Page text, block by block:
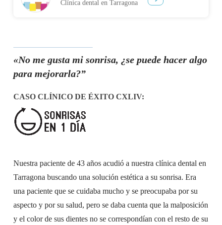
Clínica dental en Tarragona
«No me gusta mi sonrisa, ¿se puede hacer algo
para mejorarla?”
CASO CLÍNICO DE ÉXITO CXLIV:
Nuestra paciente de 43 años acudió a nuestra clínica dental en
Tarragona buscando una solución estética a su sonrisa. Era
una paciente que se cuidaba mucho y se preocupaba por su
aspecto y por su salud, pero se daba cuenta que la malposición
y el color de sus dientes no se correspondían con el resto de su